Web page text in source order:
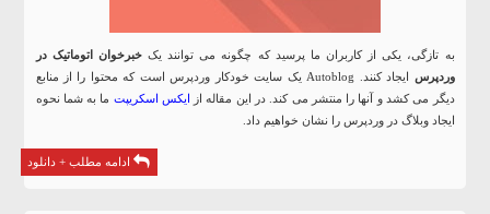
به تازگی، یکی از کاربران ما پرسید که چگونه می توانند یکخبرخوان اتوماتیک در
وردپرس ایجاد کنند.
Autoblog یک سایت خودکار وردپرس است که محتوا را از منابع
دیگر می کشد و آنها را منتشر می کند.
در این مقاله از ایکس اسکریپت ما به شما نحوه
ایجاد وبلاگ در وردپرس را نشان خواهیم داد.
ادامه مطلب + دانلود